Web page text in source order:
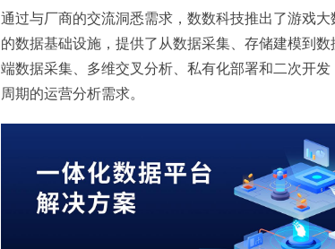
通过与厂商的交流洞悉需求，数数科技推出了游戏
的数据基础设施，提供了从数据采集、存储建模到
端数据采集、多维交叉分析、私有化部署和二次开
周期的运营分析需求。